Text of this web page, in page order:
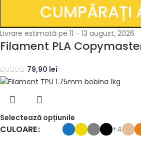
CUMPĂRAȚI
Livrare estimată pe 11 - 13 august, 2026
Filament PLA
79,90 lei
Selectează opțiunile
CULOARE +4